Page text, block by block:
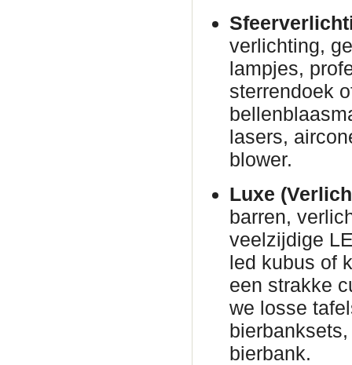
verlichting,
lampjes,
sterrendoek
lasers,
blower.
Luxe
barren,
veelzijdige
led kubus of
een strakke
we losse
bierbank.